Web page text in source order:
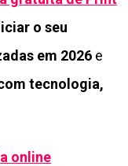
o seu
em 2026 e
tecnologia,
online